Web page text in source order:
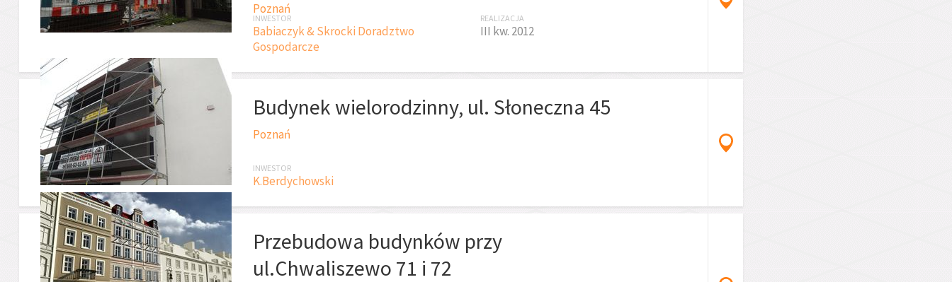
Poznań
INWESTOR
Babiaczyk & Skrocki Doradztwo
Gospodarcze
REALIZACJA
III kw. 2012
Budynek wielorodzinny, ul. Słoneczna 45
Poznań
INWESTOR
K.Berdychowski
Przebudowa budynków przy
ul.Chwaliszewo 71 i 72